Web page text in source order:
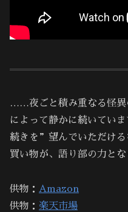
……夜ごと積み重なる怪異
によって静かに続いてい
続きを”望んでいただける
買い物が、語り部の力とな
供物： Amazon
供物： 楽天市場